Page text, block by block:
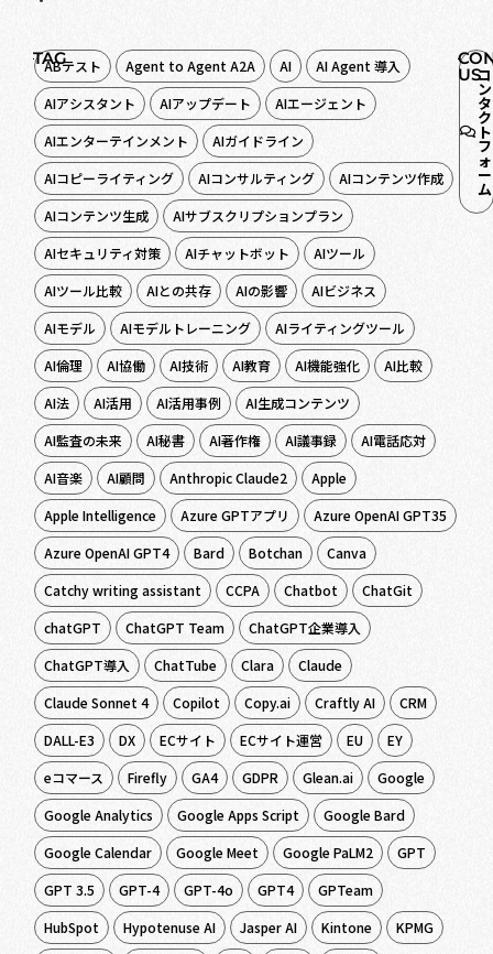
TAG
ABテスト Agent to Agent A2A AI
AI Agent 導入
AIアシスタント
AIアップデート
AIエージェント
AIエンターテインメント
AIガイドライン
AIコピーライティング
AIコンサルティング
AIコンテンツ作成
AIコンテンツ生成
AIサブスクリプションプラン
AIセキュリティ対策
AIチャットボット
AIツール
AIツール比較
AIとの共存 AIの影響
AIビジネス
AIモデル
AIモデルトレーニング
AIライティングツール
AI倫理
AI協働 AI技術 AI教育 AI機能強化
AI比較
AI法
AI活用 AI活用事例
AI生成コンテンツ
AI監査の未来
AI秘書 AI著作権 AI議事録
AI電話応対
AI音楽
AI顧問 Anthropic Claude2
Apple
Apple Intelligence
Azure GPTアプリ
Azure OpenAI GPT35
Azure OpenAI GPT4
Bard Botchan
Canva
Catchy writing assistant
CCPA Chatbot
ChatGit
chatGPT
ChatGPT Team
ChatGPT企業導入
ChatGPT導入
ChatTube Clara
Claude
Claude Sonnet 4
Copilot Copy.ai Craftly AI
CRM
DALL-E3
DX ECサイト ECサイト運営 EU
EY
eコマース
Firefly GA4 GDPR Glean.ai
Google
Google Analytics
Google Apps Script
Google Bard
Google Calendar
Google Meet Google PaLM2
GPT
GPT 3.5
GPT-4 GPT-4o GPT4
GPTeam
HubSpot
Hypotenuse AI Jasper AI Kintone
KPMG
USコ
ン
タ
ク
ト
フ
ォ
ー
ム